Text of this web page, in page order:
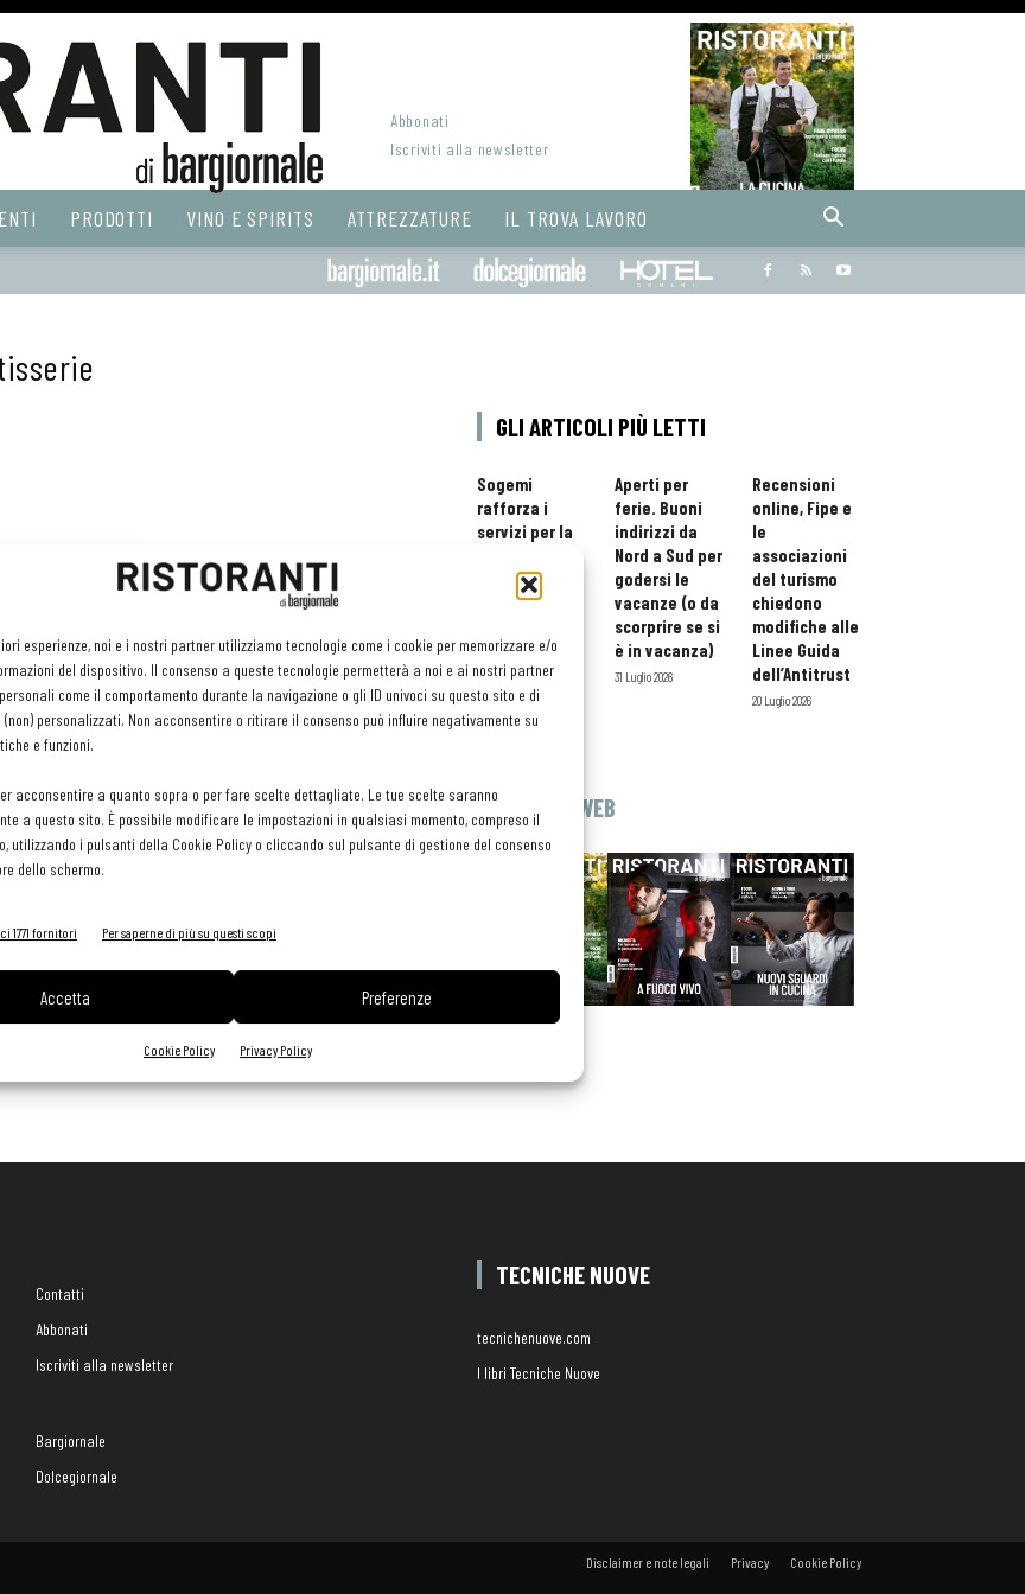
esperienze, noi e i nostri partner utilizziamo tecnologie come i cookie per memorizzare e/o
del dispositivo. Il consenso a queste tecnologie permetterà a noi e ai nostri partner
come il comportamento durante la navigazione o gli ID univoci su questo sito e di
personalizzati. Non acconsentire o ritirare il consenso può influire negativamente su
e funzioni.
acconsentire a quanto sopra o per fare scelte dettagliate. Le tue scelte saranno
a questo sito. È possibile modificare le impostazioni in qualsiasi momento, compreso il
utilizzando i pulsanti della Cookie Policy o cliccando sul pulsante di gestione del consenso
dello schermo.
1771 fornitori Per saperne di più su questi scopi
Accetta Preferenze
Cookie Policy Privacy Policy
Abbonati
Iscriviti alla newsletter
PRODOTTI VINO E SPIRITS ATTREZZATURE IL TROVA LAVORO
Bargiornale dolcegiornale
GLI ARTICOLI PIÙ LETTI
Sogemi
rafforza i
servizi per la
orario esteso
e tessera
professionisti
HoReCa
29 Luglio 2026
Aperti per
ferie. Buoni
indirizzi da
Nord a Sud per
godersi le
vacanze (o da
scorprire se si
è in vacanza)
31 Luglio 2026
Recensioni
online, Fipe e
le
associazioni
del turismo
chiedono
modifiche alle
Linee Guida
dell’Antitrust
20 Luglio 2026
EDICOLA WEB
Contatti
Abbonati
Iscriviti alla newsletter
Bargiornale
Dolcegiornale
TECNICHE NUOVE
tecnichenuove.com
I libri Tecniche Nuove
Disclaimer e note legali Privacy Cookie Policy